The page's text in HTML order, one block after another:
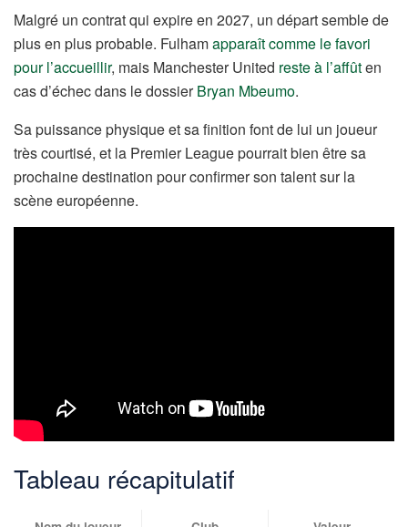
Malgré un contrat qui expire en 2027, un départ semble de
plus en plus probable. Fulhamapparaît comme le favori
pour l’accueillir, mais Manchester United reste à l’affûten
cas d’échec dans le dossierBryan Mbeumo.
Sa puissance physique et sa finition font de lui un joueur
très courtisé, et la Premier League pourrait bien être sa
prochaine destination pour confirmer son talent sur la
scène européenne.
Tableau récapitulatif